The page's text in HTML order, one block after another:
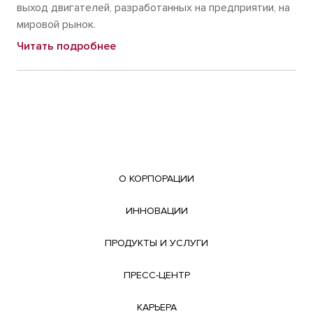
выход двигателей, разработанных на предприятии, на
мировой рынок.
Читать подробнее
О КОРПОРАЦИИ
ИННОВАЦИИ
ПРОДУКТЫ И УСЛУГИ
ПРЕСС-ЦЕНТР
КАРЬЕРА